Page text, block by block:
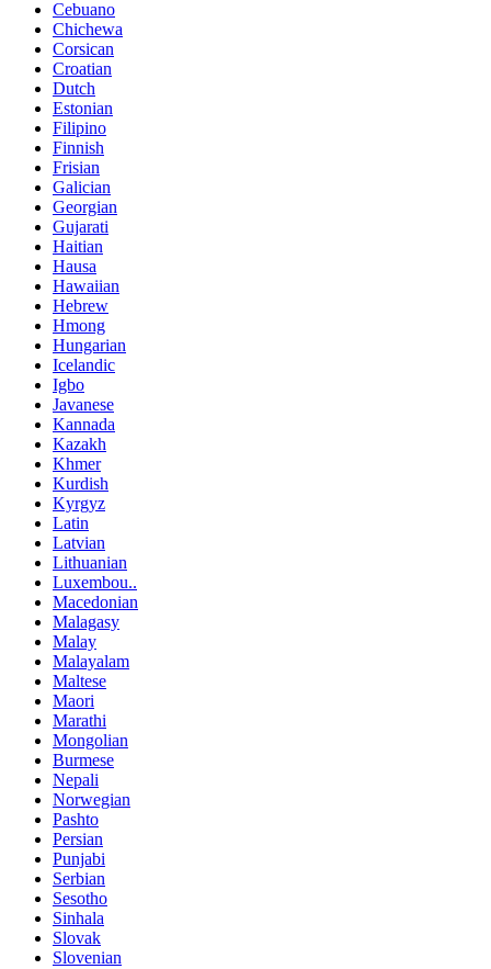
Cebuano
Chichewa
Corsican
Croatian
Dutch
Estonian
Filipino
Finnish
Frisian
Galician
Georgian
Gujarati
Haitian
Hausa
Hawaiian
Hebrew
Hmong
Hungarian
Icelandic
Igbo
Javanese
Kannada
Kazakh
Khmer
Kurdish
Kyrgyz
Latin
Latvian
Lithuanian
Luxembou..
Macedonian
Malagasy
Malay
Malayalam
Maltese
Maori
Marathi
Mongolian
Burmese
Nepali
Norwegian
Pashto
Persian
Punjabi
Serbian
Sesotho
Sinhala
Slovak
Slovenian